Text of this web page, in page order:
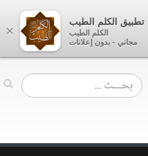
×
تطبيق الكلم الطيب
الكلم الطيب
مجاني - بدون إعلانات